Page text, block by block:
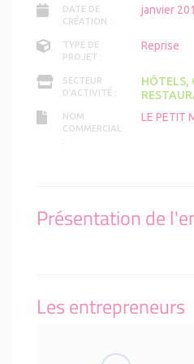
DATE DE
CRÉATION :
janvier
TYPE DE
PROJET :
Reprise
SECTEUR
D'ACTIVITÉ :
HÔTELS,
NOM
COMMERCIAL
:
LE PETIT
Présentation de
Les entrepreneurs